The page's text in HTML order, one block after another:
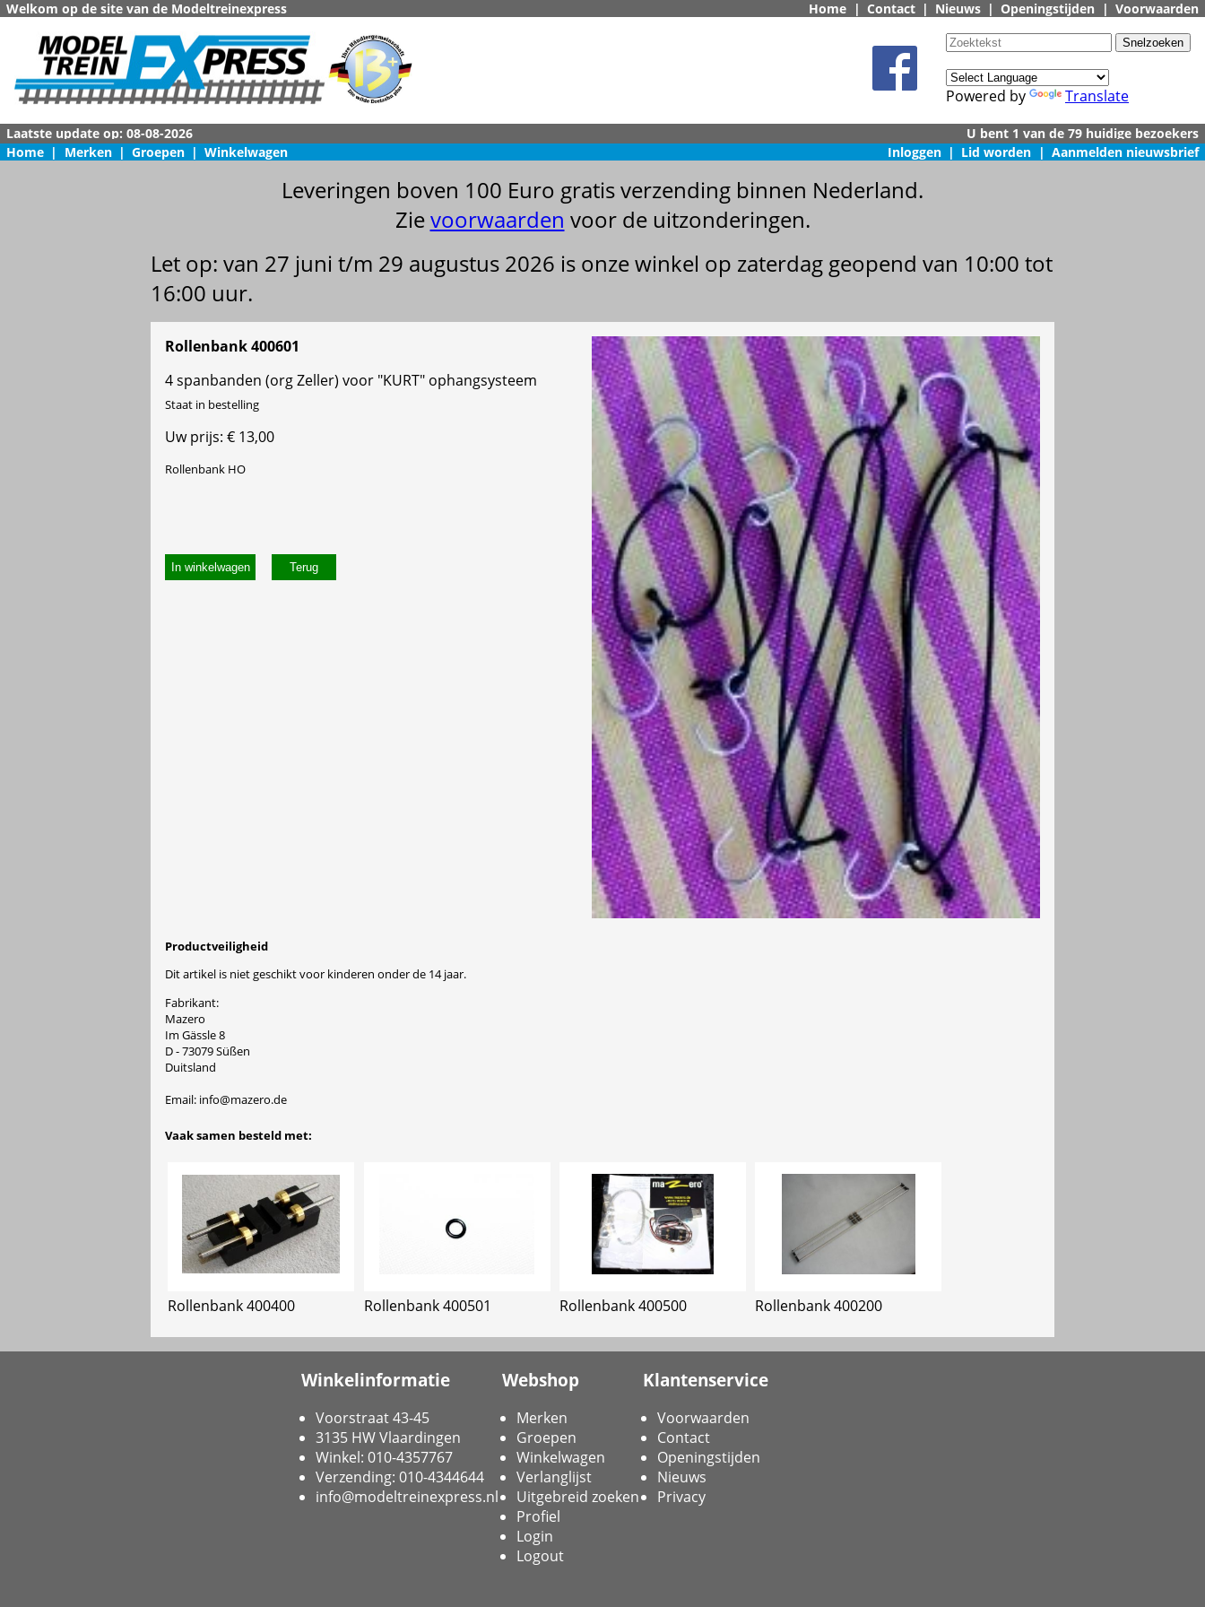
Welkom op de site van de Modeltreinexpress Home | Contact | Nieuws | Openingstijden | Voorwaarden
Powered by Translate
Home | Merken | Groepen | Winkelwagen Inloggen | Lid worden | Aanmelden nieuwsbrief
Leveringen boven 100 Euro gratis verzending binnen Nederland.
Zievoorwaarden voor de uitzonderingen.
Let op: van 27 juni t/m 29 augustus 2026 is onze winkel op zaterdag geopend van 10:00 tot
16:00 uur.
Rollenbank 400601
4 spanbanden (org Zeller) voor "KURT" ophangsysteem
Staat in bestelling
Uw prijs: € 13,00
Rollenbank HO
In winkelwagen
Productveiligheid
Dit artikel is niet geschikt voor kinderen onder de 14 jaar.
Fabrikant:
Mazero
Im Gässle 8
D - 73079 Süßen
Duitsland
Email: info@mazero.de
Vaak samen besteld met:
Rollenbank 400400 Rollenbank 400501 Rollenbank 400500 Rollenbank 400200
Winkelinformatie
Voorstraat 43-45
3135 HW Vlaardingen
Winkel: 010-4357767
Verzending: 010-4344644
info@modeltreinexpress.nl
Webshop
Merken
Groepen
Winkelwagen
Verlanglijst
Uitgebreid zoeken
Profiel
Login
Logout
Klantenservice
Voorwaarden
Contact
Openingstijden
Nieuws
Privacy